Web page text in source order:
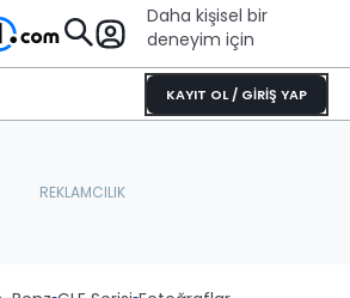
Daha kişisel bir
deneyim için
KAYIT OL / GİRİŞ YAP